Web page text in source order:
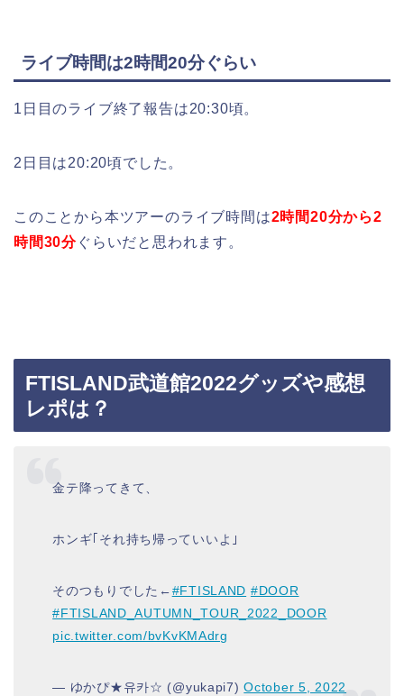
ライブ時間は2時間20分ぐらい
1日目のライブ終了報告は20:30頃。
2日目は20:20頃でした。
このことから本ツアーのライブ時間は2時間20分から2
時間30分ぐらいだと思われます。
FTISLAND武道館2022グッズや感想
レポは？
金テ降ってきて、
ホンギ｢それ持ち帰っていいよ｣
そのつもりでした←#FTISLAND #DOOR
#FTISLAND_AUTUMN_TOUR_2022_DOOR
pic.twitter.com/bvKvKMAdrg
— ゆかぴ★유카☆ (@yukapi7)October 5, 2022